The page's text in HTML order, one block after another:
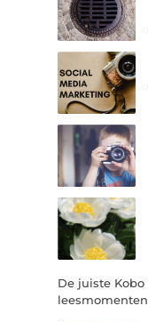
De juiste
leesmomenten